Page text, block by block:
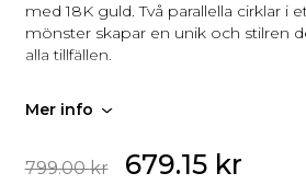
med 18K guld. Två parallella cirklar i
mönster skapar en unik och stilren
alla tillfällen.
Mer info
799.00kr 679.15 kr